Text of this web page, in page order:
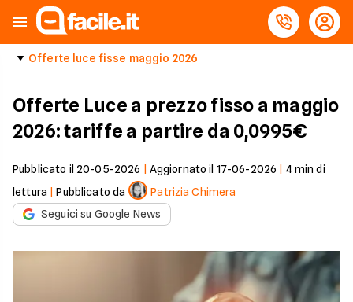
Offerte luce fisse maggio 2026
Offerte Luce a prezzo fisso a maggio
2026: tariffe a partire da 0,0995€
Pubblicato il 20-05-2026 Aggiornato il 17-06-2026 4min di
lettura |Pubblicato da
Patrizia Chimera
Seguici su Google News